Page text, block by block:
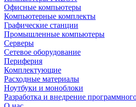
Офисные компьютеры
Компьютерные комплекты
Графические станции
Промышленные компьютеры
Серверы
Сетевое оборудование
Периферия
Комплектующие
Расходные материалы
Ноутбуки и моноблоки
Разработка и внедрение